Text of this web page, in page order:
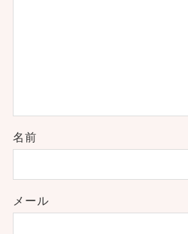
名前
メール